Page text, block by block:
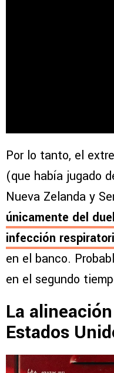
Por lo tanto, el
(que había jugado
Nueva Zelanda y
únicamente del
infección
en el banco.
en el segundo
La
Estados